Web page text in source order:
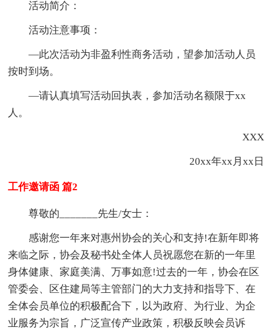
活动简介：
活动注意事项：
—此次活动为非盈利性商务活动，望参加活动人员
按时到场。
—请认真填写活动回执表，参加活动名额限于xx
人。
XXX
20xx年xx月xx日
工作邀请函 篇2
尊敬的_______先生/女士：
感谢您一年来对惠州协会的关心和支持!在新年即将
来临之际，协会及秘书处全体人员祝愿您在新的一年里
身体健康、家庭美满、万事如意!过去的一年，协会在区
管委会、区住建局等主管部门的大力支持和指导下、在
全体会员单位的积极配合下，以为政府、为行业、为企
业服务为宗旨，广泛宣传产业政策，积极反映会员诉